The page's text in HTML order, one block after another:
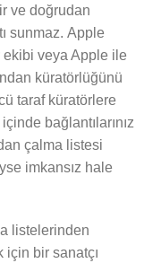
ve doğrudan
sunmaz. Apple
ekibi veya Apple ile
küratörlüğünü
taraf küratörlere
bağlantılarınız
çalma listesi
imkansız hale
listelerinden
için bir sanatçı